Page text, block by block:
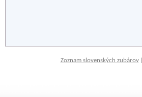
Zoznam slovenských zubárov|